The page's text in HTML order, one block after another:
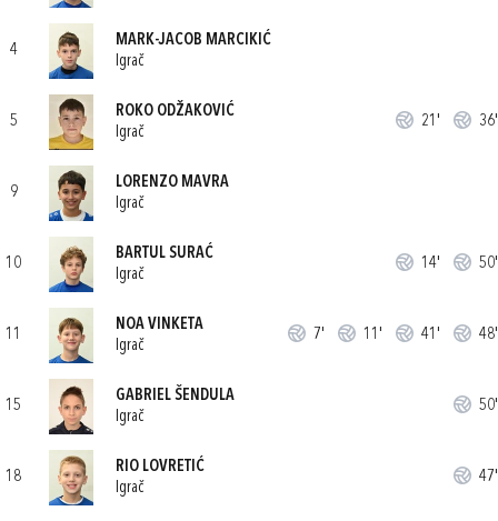
4
MARK-JACOB MARCIKIĆ
Igrač
5
ROKO ODŽAKOVIĆ
Igrač
21' 36'
9
LORENZO MAVRA
Igrač
10
BARTUL SURAĆ
Igrač
14' 50'
11
NOA VINKETA
Igrač
7' 11' 41' 48'
15
GABRIEL ŠENDULA
Igrač
50'
18
RIO LOVRETIĆ
Igrač
47'